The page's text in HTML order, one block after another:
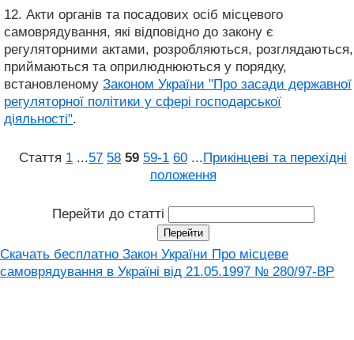
12. Акти органів та посадових осіб місцевого
самоврядування, які відповідно до закону є
регуляторними актами, розробляються, розглядаються,
приймаються та оприлюднюються у порядку,
встановленому Законом України "Про засади державної
регуляторної політики у сфері господарської
діяльності".
Стаття 1 ...57 58 59 59‑1 60 ...Прикінцеві та перехідні
положення
Перейти до статті
Скачать бесплатно Закон України Про місцеве
самоврядування в Україні вiд 21.05.1997 № 280/97-ВР